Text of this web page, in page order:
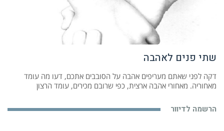
שתי פנים לאהבה
דקה לפני שאתם מעריפים אהבה על הסובבים אתכם, דעו מה עומד
מאחוריה. מאחורי אהבה ארצית, כפי שרובם מכירים, עומד הרצון
הרשמה לדיוור